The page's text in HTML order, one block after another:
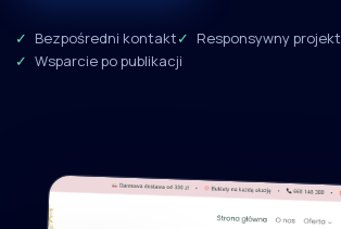
Bezpośredni kontakt
Responsywny projekt
Wsparcie po publikacji